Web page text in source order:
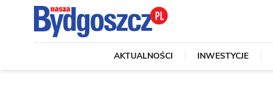
AKTUALNOŚCI INWESTYCJE